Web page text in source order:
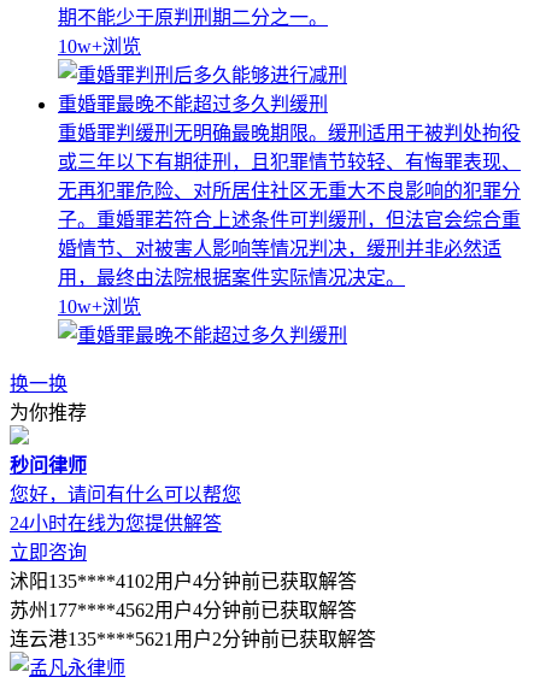
期不能少于原判刑期二分之一。
10w+浏览
重婚罪最晚不能超过多久判缓刑
重婚罪判缓刑无明确最晚期限。缓刑适用于被判处拘役
或三年以下有期徒刑，且犯罪情节较轻、有悔罪表现、
无再犯罪危险、对所居住社区无重大不良影响的犯罪分
子。重婚罪若符合上述条件可判缓刑，但法官会综合重
婚情节、对被害人影响等情况判决，缓刑并非必然适
用，最终由法院根据案件实际情况决定。
10w+浏览
换一换
为你推荐
秒问律师
您好，请问有什么可以帮您
24小时在线为您提供解答
立即咨询
沭阳135****4102用户4分钟前已获取解答
苏州177****4562用户4分钟前已获取解答
连云港135****5621用户2分钟前已获取解答